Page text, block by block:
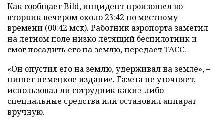
Как сообщаетBild, инцидент произошел во
вторник вечером около 23:42 по местному
времени (00:42 мск). Работник аэропорта заметил
на летном поле низко летящий беспилотник и
смог посадить его на землю, передаетТАСС.
«Он опустил его на землю, удерживал на земле», –
пишет немецкое издание. Газета не уточняет,
использовал ли сотрудник какие-либо
специальные средства или остановил аппарат
вручную.